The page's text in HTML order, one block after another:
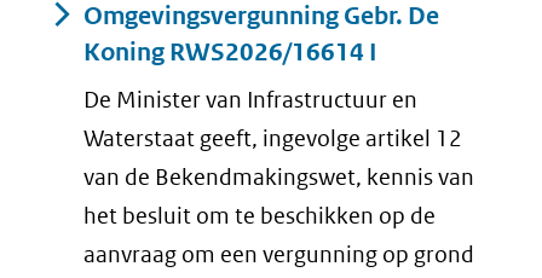
Omgevingsvergunning Gebr. De
Koning RWS2026/16614 I
De Minister van Infrastructuur en
Waterstaat geeft, ingevolge artikel 12
van de Bekendmakingswet, kennis van
het besluit om te beschikken op de
aanvraag om een vergunning op grond